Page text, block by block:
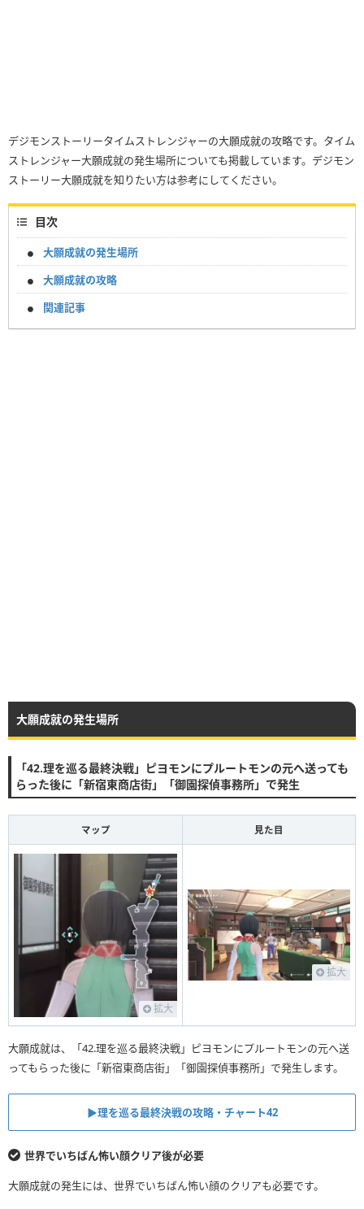
デジモンストーリータイムストレンジャーの大願成就の攻略です。タイム
ストレンジャー大願成就の発生場所についても掲載しています。デジモン
ストーリー大願成就を知りたい方は参考にしてください。
目次
大願成就の発生場所
大願成就の攻略
関連記事
大願成就の発生場所
「42.理を巡る最終決戦」ピヨモンにプルートモンの元へ送っても
らった後に「新宿東商店街」「御園探偵事務所」で発生
マップ 見た目
拡大
拡大
大願成就は、「42.理を巡る最終決戦」ピヨモンにプルートモンの元へ送
ってもらった後に「新宿東商店街」「御園探偵事務所」で発生します。
▶︎理を巡る最終決戦の攻略・チャート42
世界でいちばん怖い顔クリア後が必要
大願成就の発生には、世界でいちばん怖い顔のクリアも必要です。